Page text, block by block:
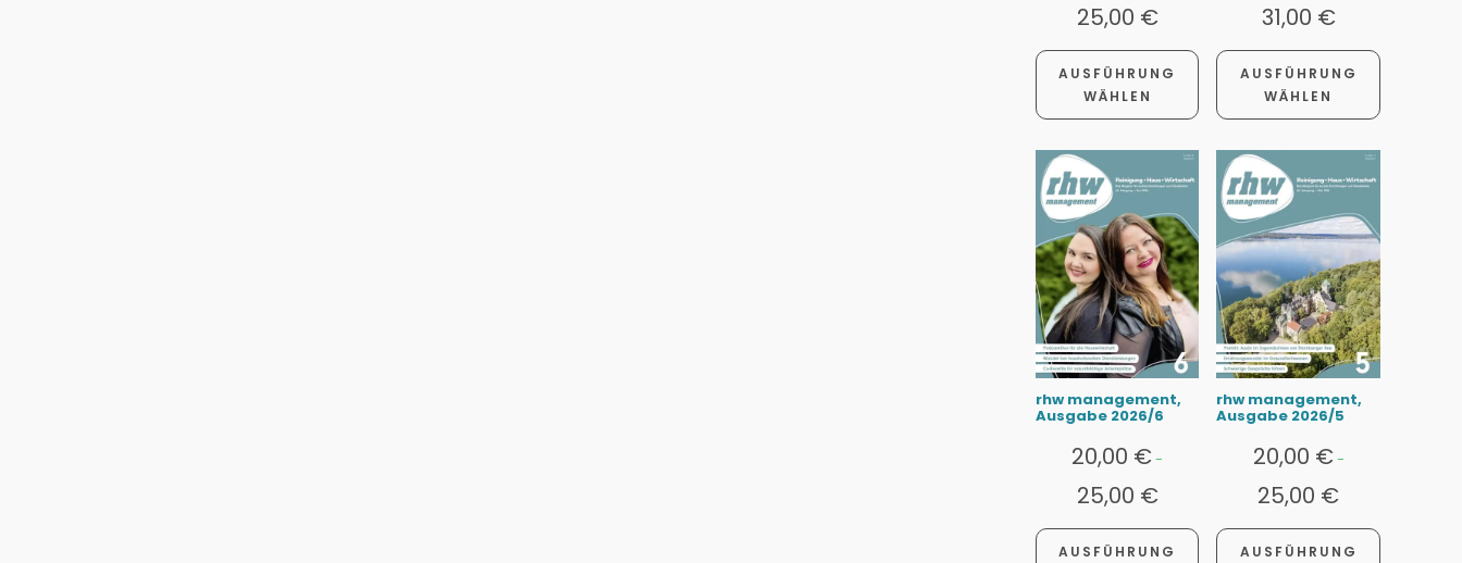
25,00 €
AUSFÜHRUNG
WÄHLEN
31,00 €
AUSFÜHRUNG
WÄHLEN
rhw management,
Ausgabe 2026/6
20,00 €-
25,00 €
AUSFÜHRUNG
rhw management,
Ausgabe 2026/5
20,00 €-
25,00 €
AUSFÜHRUNG